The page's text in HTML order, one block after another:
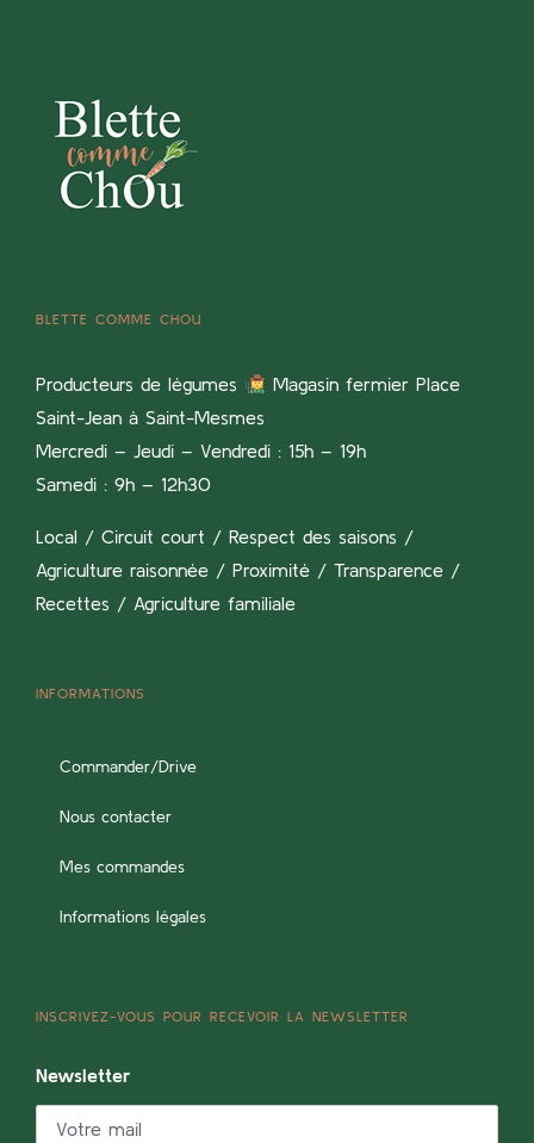
BLETTE COMME CHOU
Producteurs de légumes
Magasin fermier Place
Saint-Jean à Saint-Mesmes
Mercredi – Jeudi – Vendredi : 15h – 19h
Samedi : 9h – 12h30
Local / Circuit court / Respect des saisons /
Agriculture raisonnée / Proximité / Transparence /
Recettes / Agriculture familiale
INFORMATIONS
Commander/Drive
Nous contacter
Mes commandes
Informations légales
INSCRIVEZ-VOUS POUR RECEVOIR LA NEWSLETTER
Newsletter